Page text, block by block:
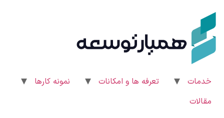
محتوا
خدمات تعرفه ها و امکانات
نمونه کارها
مقالات